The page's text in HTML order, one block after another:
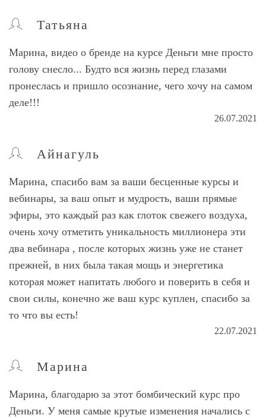
Татьяна
Марина, видео о бренде на курсе Деньги мне просто
голову снесло... Будто вся жизнь перед глазами
пронеслась и пришло осознание, чего хочу на самом
деле!!!
26.07.2021
Айнагуль
Марина, спасибо вам за ваши бесценные курсы и
вебинары, за ваш опыт и мудрость, ваши прямые
эфиры, это каждый раз как глоток свежего воздуха,
очень хочу отметить уникальность миллионера эти
два вебинара , после которых жизнь уже не станет
прежней, в них была такая мощь и энергетика
которая может напитать любого и поверить в себя и
свои силы, конечно же ваш курс куплен, спасибо за
то что вы есть!
22.07.2021
Марина
Марина, благодарю за этот бомбический курс про
Деньги. У меня самые крутые изменения начались с